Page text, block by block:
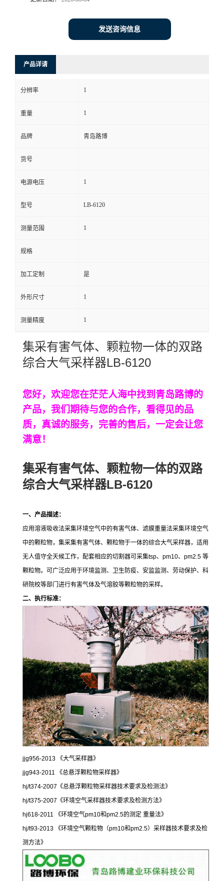
在
线
留
言
发送咨询信息
产品详请
分辨率 1
重量 1
品牌 青岛路博
货号
电源电压 1
型号 LB-6120
测量范围 1
规格
加工定制 是
外形尺寸 1
测量精度 1
集采有害气体、颗粒物一体的双路
综合大气采样器LB-6120
您好，欢迎您在茫茫人海中找到青岛路博的
产品，我们期待与您的合作，看得见的品
质，真诚的服务，完善的售后，一定会让您
满意！
集采有害气体、颗粒物一体的双路
综合大气采样器LB-6120
一、产品描述：
应用溶液吸收法采集环境空气中的有害气体、滤膜重量法采集环境空气
中的颗粒物，集采集有害气体、颗粒物于一体的综合大气采样器，适用
无人值守全天候工作，配套相应的切割器可采集tsp、 pm10、 pm2.5 等
颗粒物。可广泛应用于环境监测、卫生防疫、安监监测、劳动保护、科
研院校等部门进行有害气体及气溶胶等颗粒物的采样。
二、执行标准：
jjg956-2013
《大气采样器》
jjg943-2011
《总悬浮颗粒物采样器》
hj/t374-2007 《总悬浮颗粒物采样器技术要求及检测法》
hj/t375-2007 《环境空气采样器技术要求及检测方法》
hj618-2011
《环境空气pm10和pm2.5的测定 重量法》
hj/t93-2013
《环境空气颗粒物（pm10和pm2.5）采样器技术要求及检
测方法》